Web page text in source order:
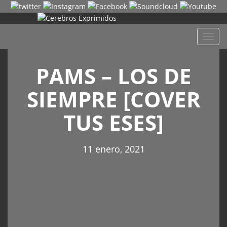
PAMS – LOS DE
SIEMPRE [COVER
TUS ESES]
11 enero, 2021